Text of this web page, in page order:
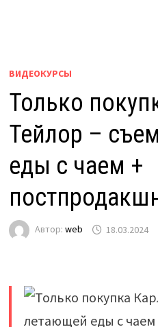
ВИДЕОКУРСЫ
Только
Тейлор –
еды с чаем +
Автор: web 18.03.2024